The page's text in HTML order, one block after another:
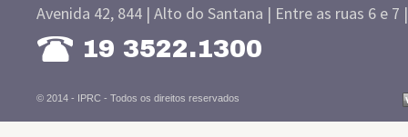
Avenida 42, 844 | Alto do Santana | Entre as ruas 6 e 7
19 3522.1300
© 2014 - IPRC - Todos os direitos reservados